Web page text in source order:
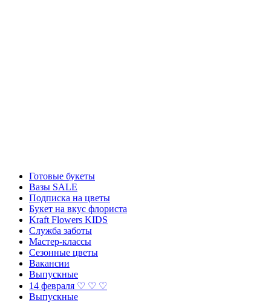
Готовые букеты
Вазы SALE
Подписка на цветы
Букет на вкус флориста
Kraft Flowers KIDS
Служба заботы
Мастер-классы
Сезонные цветы
Вакансии
Выпускные
14 февраля ♡ ♡ ♡
Выпускные